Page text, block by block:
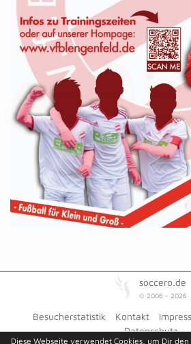
soccero.de
© 2006 - 2026
Besucherstatistik Kontakt
Datenschutz
Diese Webseite verwendet Cookies, um Dir den